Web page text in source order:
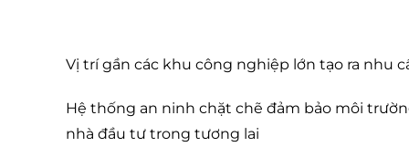
Vị trí gần các khu công nghiệp lớn tạo ra nhu
Hệ thống an ninh chặt chẽ đảm bảo môi
nhà đầu tư trong tương lai